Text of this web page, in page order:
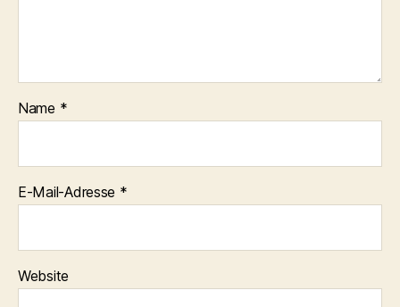
Name *
E-Mail-Adresse *
Website